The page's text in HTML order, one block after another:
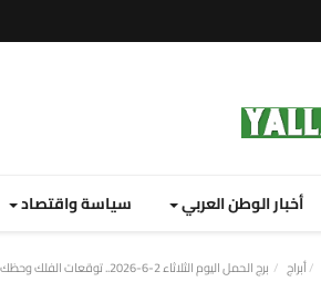
أخبار الوطن العربي سياسة واقتصاد
أبراج برج الحمل اليوم الثلاثاء 2-6-2026.. توقعات الفلك وحظك اليوم بالتفصيل